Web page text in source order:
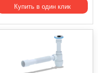
Купить в один клик